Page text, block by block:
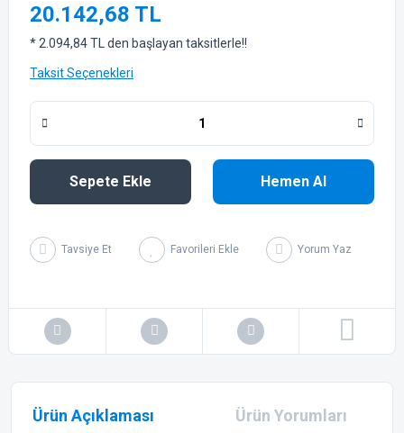
20.142,68 TL
* 2.094,84 TL den başlayan taksitlerle!!
Taksit Seçenekleri
Sepete Ekle Hemen Al
Tavsiye Et Yorum Yaz
Ürün Açıklaması Ürün Yorumları